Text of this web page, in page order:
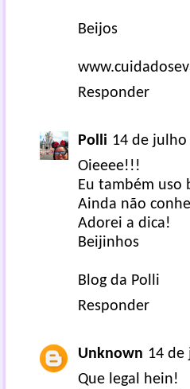
Beijos
Responder
Polli 14 de julho
Oieeee!!!
Eu também uso
Ainda não
Adorei a dica!
Beijinhos
Blog da Polli
Responder
Unknown 14 de
Que legal hein!